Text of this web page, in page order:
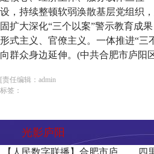
设，持续整顿软弱涣散基层党组织
固扩大深化“三个以案”警示教育成
形式主义、官僚主义。一体推进“
向群众身边延伸。(中共合肥市庐阳
[责任编辑：admin
标签：
光影庐阳
【人民数字联播】合肥市庐
四